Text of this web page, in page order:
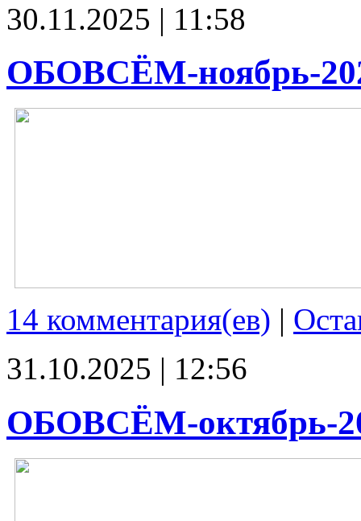
30.11.2025 | 11:58
ОБОВСЁМ-ноябрь-
14 комментария(ев) |
31.10.2025 | 12:56
ОБОВСЁМ-октябрь-